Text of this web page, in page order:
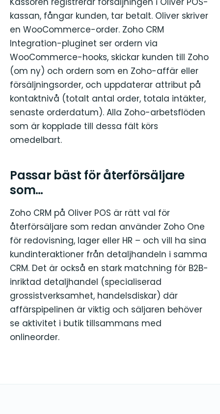
kassan, fångar kunden, tar betalt. Oliver skriver
en WooCommerce-order. Zoho CRM
Integration-pluginet ser ordern via
WooCommerce-hooks, skickar kunden till Zoho
(om ny) och ordern som en Zoho-affär eller
försäljningsorder, och uppdaterar attribut på
kontaktnivå (totalt antal order, totala intäkter,
senaste orderdatum). Alla Zoho-arbetsflöden
som är kopplade till dessa fält körs
omedelbart.
Passar bäst för återförsäljare
som…
Zoho CRM på Oliver POS är rätt val för
återförsäljare som redan använder Zoho One
för redovisning, lager eller HR – och vill ha sina
kundinteraktioner från detaljhandeln i samma
CRM. Det är också en stark matchning för B2B-
inriktad detaljhandel (specialiserad
grossistverksamhet, handelsdiskar) där
affärspipelinen är viktig och säljaren behöver
se aktivitet i butik tillsammans med
onlineorder.